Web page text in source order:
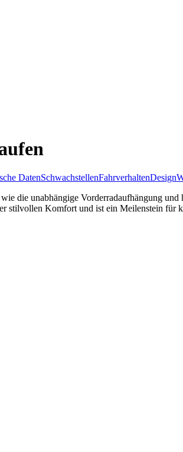
DatenSchwachstellenFahrverhaltenDesign
die unabhängige Vorderradaufhängung
stilvollen Komfort und ist ein Meilenstein für